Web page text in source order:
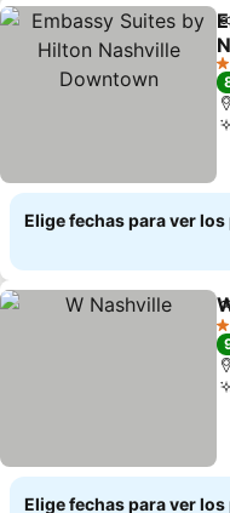
4
Elige fechas para ver
5
Elige fechas para ver